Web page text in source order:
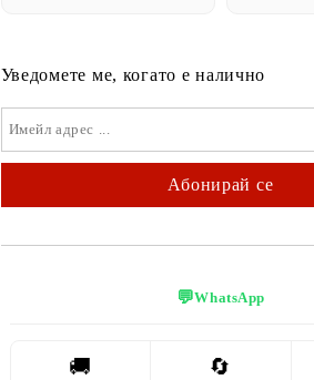
Уведомете ме, когато е налично
💬WhatsApp
🚚 🔄